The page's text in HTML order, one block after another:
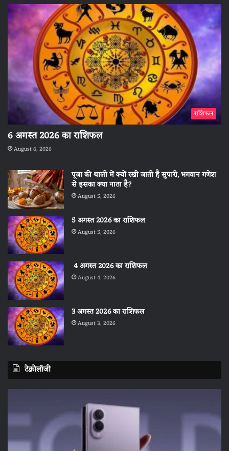
राशिफल
6 अगस्त 2026 का राशिफल
August 6, 2026
पूजा की थाली में क्यों रखी जाती है सुपारी, भगवान गणेश
से इसका क्या नाता है?
August 5, 2026
5 अगस्त 2026 का राशिफल
August 5, 2026
4 अगस्त 2026 का राशिफल
August 4, 2026
3 अगस्त 2026 का राशिफल
August 3, 2026
टेक्नोलॉजी